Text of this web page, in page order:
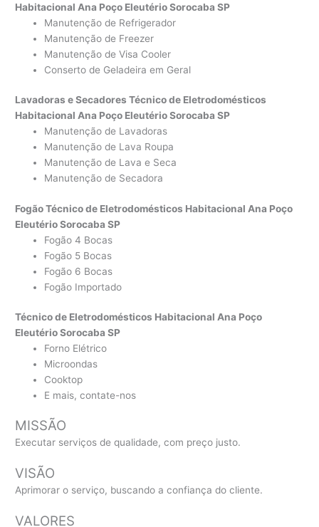
Habitacional Ana Poço Eleutério Sorocaba SP
Manutenção de Refrigerador
Manutenção de Freezer
Manutenção de Visa Cooler
Conserto de Geladeira em Geral
Lavadoras e Secadores Técnico de Eletrodomésticos
Habitacional Ana Poço Eleutério Sorocaba SP
Manutenção de Lavadoras
Manutenção de Lava Roupa
Manutenção de Lava e Seca
Manutenção de Secadora
Fogão Técnico de Eletrodomésticos Habitacional Ana Poço
Eleutério Sorocaba SP
Fogão 4 Bocas
Fogão 5 Bocas
Fogão 6 Bocas
Fogão Importado
Técnico de Eletrodomésticos Habitacional Ana Poço
Eleutério Sorocaba SP
Forno Elétrico
Microondas
Cooktop
E mais, contate-nos
MISSÃO
Executar serviços de qualidade, com preço justo.
VISÃO
Aprimorar o serviço, buscando a confiança do cliente.
VALORES